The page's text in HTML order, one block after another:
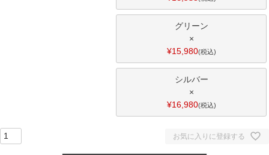
グリーン
×
¥15,980 税込
シルバー
×
¥16,980 税込
お気に入りに登録する